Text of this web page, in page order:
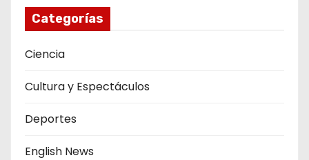
Categorías
Ciencia
Cultura y Espectáculos
Deportes
English News